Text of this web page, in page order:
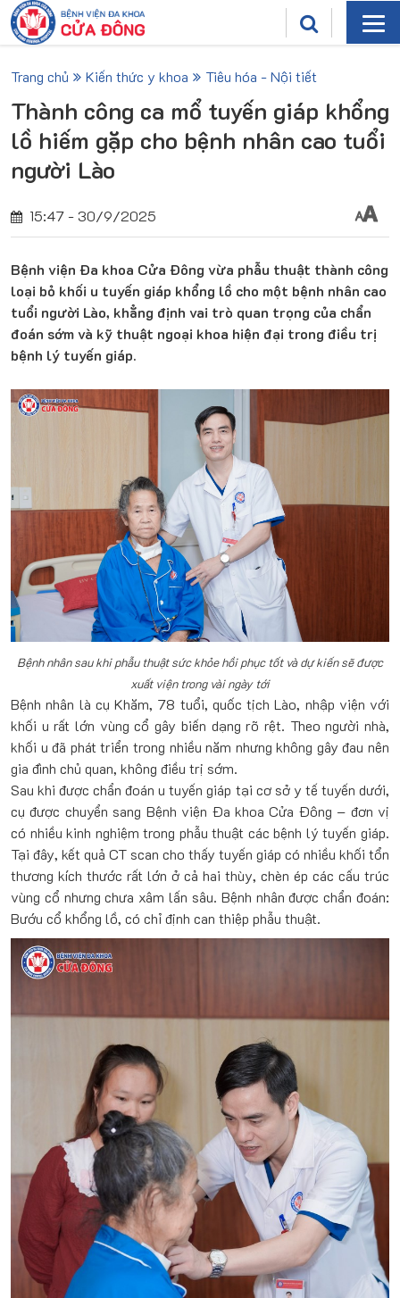
Trang chủ Kiến thức y khoa Tiêu hóa - Nội tiết
Thành công ca mổ tuyến giáp khổng
lồ hiếm gặp cho bệnh nhân cao tuổi
người Lào
15:47 - 30/9/2025
Bệnh viện Đa khoa Cửa Đông vừa phẫu thuật thành công
loại bỏ khối u tuyến giáp khổng lồ cho một bệnh nhân cao
tuổi người Lào, khẳng định vai trò quan trọng của chẩn
đoán sớm và kỹ thuật ngoại khoa hiện đại trong điều trị
bệnh lý tuyến giáp.
Bệnh nhân sau khi phẫu thuật sức khỏe hồi phục tốt và dự kiến sẽ được
xuất viện trong vài ngày tới
Bệnh nhân là cụ Khăm, 78 tuổi, quốc tịch Lào, nhập viện với
khối u rất lớn vùng cổ gây biến dạng rõ rệt. Theo người nhà,
khối u đã phát triển trong nhiều năm nhưng không gây đau nên
gia đình chủ quan, không điều trị sớm.
Sau khi được chẩn đoán u tuyến giáp tại cơ sở y tế tuyến dưới,
cụ được chuyển sang Bệnh viện Đa khoa Cửa Đông – đơn vị
có nhiều kinh nghiệm trong phẫu thuật các bệnh lý tuyến giáp.
Tại đây, kết quả CT scan cho thấy tuyến giáp có nhiều khối tổn
thương kích thước rất lớn ở cả hai thùy, chèn ép các cấu trúc
vùng cổ nhưng chưa xâm lấn sâu. Bệnh nhân được chẩn đoán:
Bướu cổ khổng lồ, có chỉ định can thiệp phẫu thuật.